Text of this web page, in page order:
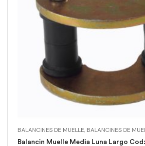
BALANCINES DE MUELLE, BALANCINES DE MUELLE >
Balancin Muelle Media Luna Largo